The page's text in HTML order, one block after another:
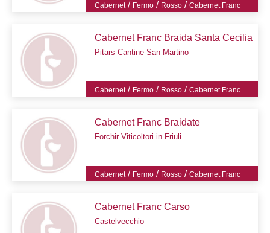
Cabernet/ Fermo / Rosso /Cabernet Franc
Cabernet Franc Braida Santa Cecilia
Pitars Cantine San Martino
Cabernet/ Fermo / Rosso /Cabernet Franc
Cabernet Franc Braidate
Forchir Viticoltori in Friuli
Cabernet/ Fermo / Rosso /Cabernet Franc
Cabernet Franc Carso
Castelvecchio